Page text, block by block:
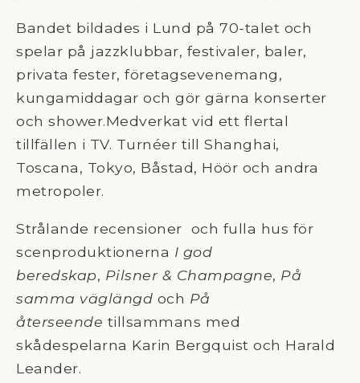
Bandet bildades i Lund på 70-talet och
spelar på jazzklubbar, festivaler, baler,
privata fester, företagsevenemang,
kungamiddagar och gör gärna konserter
och shower.Medverkat vid ett flertal
tillfällen i TV. Turnéer till Shanghai,
Toscana, Tokyo, Båstad, Höör och andra
metropoler.
Strålande recensioner och fulla hus för
scenproduktionerna I god
beredskap, Pilsner & Champagne, På
samma väglängd och På
återseende tillsammans med
skådespelarna Karin Bergquist och Harald
Leander.